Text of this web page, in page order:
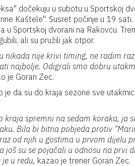
dočekuju u subotu u Sportskoj
Kaštele". Susret počinje u 19
u Sportskoj dvorani na Rakovcu.
ali su pružili jak otpor.
nikada nije krivi timing, ne radim
najbolje. Odigrali smo dobru
je Goran Zec.
je da su do kraja sezone sve
kraja spremni na sedam koraka, ja
Bila bi bitna pobjeda protiv
od njih u gostima u prvom dijelu
još su se pojačali u odnosu na prvi
u redu, kazao je trener Goran Zec.